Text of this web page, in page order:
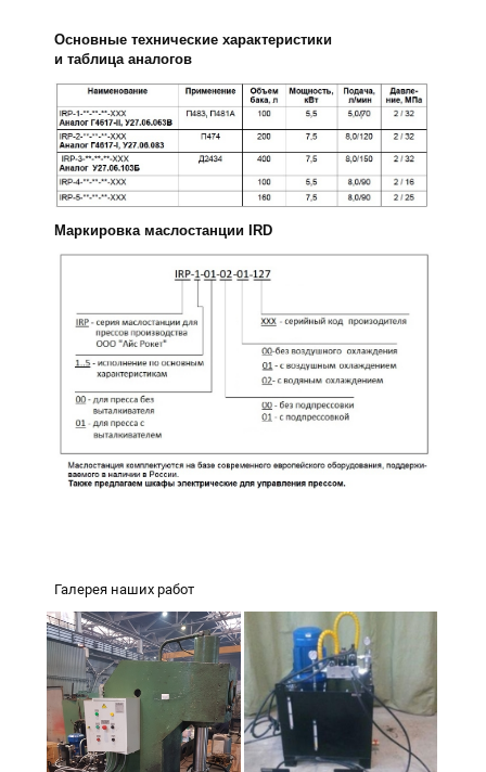
Основные технические характеристики
и таблица аналогов
Маркировка маслостанции IRD
Галерея наших работ